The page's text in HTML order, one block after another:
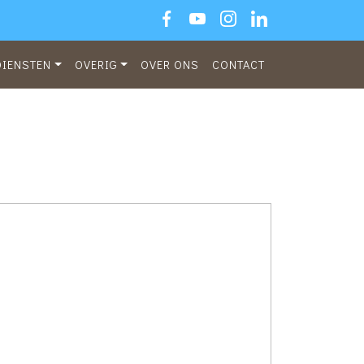
OVERIG OVER ONS CONTACT